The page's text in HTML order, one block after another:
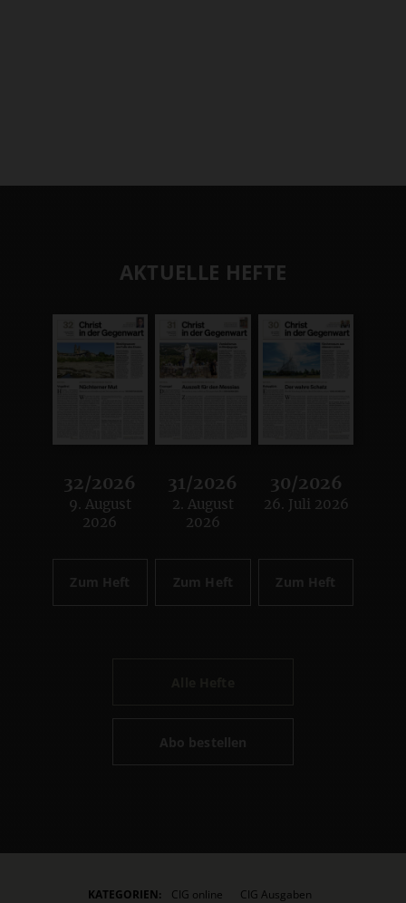
AKTUELLE HEFTE
32/2026
:
9. August
2026
Zum Heft
31/2026
:
2. August
2026
Zum Heft
30/2026
:
26. Juli 2026
Zum Heft
Abo bestellen
KATEGORIEN: CIG online CIG Ausgaben